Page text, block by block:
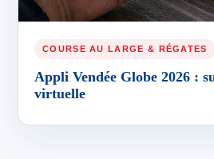
COURSE AU LARGE & RÉGATES
Appli Vendée Globe 2026 :
virtuelle